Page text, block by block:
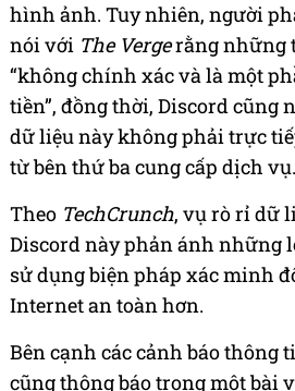
hình ảnh. Tuy nhiên, người
nói với The Vergerằng những
“không chính xác và là một
tiền”, đồng thời, Discord cũng
dữ liệu này không phải trực
từ bên thứ ba cung cấp dịch vụ.
Theo TechCrunch, vụ rò rỉ dữ
Discord này phản ánh những
sử dụng biện pháp xác minh
Internet an toàn hơn.
Bên cạnh các cảnh báo thông
cũng thông báo trong một bài